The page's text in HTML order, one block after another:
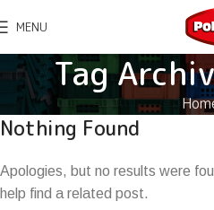
MENU
Tag
Nothing Found
Apologies, but no results were
help find a related post.